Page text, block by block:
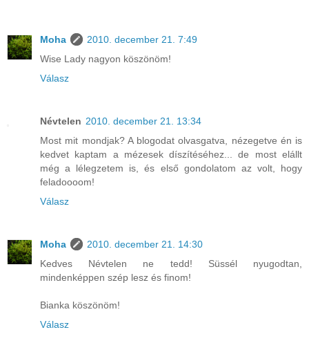
Moha
2010. december 21. 7:49
Wise Lady nagyon köszönöm!
Válasz
Névtelen 2010. december 21. 13:34
Most mit mondjak? A blogodat olvasgatva, nézegetve én is
kedvet kaptam a mézesek díszítéséhez... de most elállt
még a lélegzetem is, és első gondolatom az volt, hogy
feladoooom!
Válasz
Moha
2010. december 21. 14:30
Kedves Névtelen ne tedd! Süssél nyugodtan,
mindenképpen szép lesz és finom!
Bianka köszönöm!
Válasz